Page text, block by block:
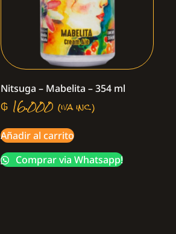
Nitsuga – Mabelita – 354 ml
₲ 16.000 (iva inc.)
Añadir al carrito
Comprar via Whatsapp!